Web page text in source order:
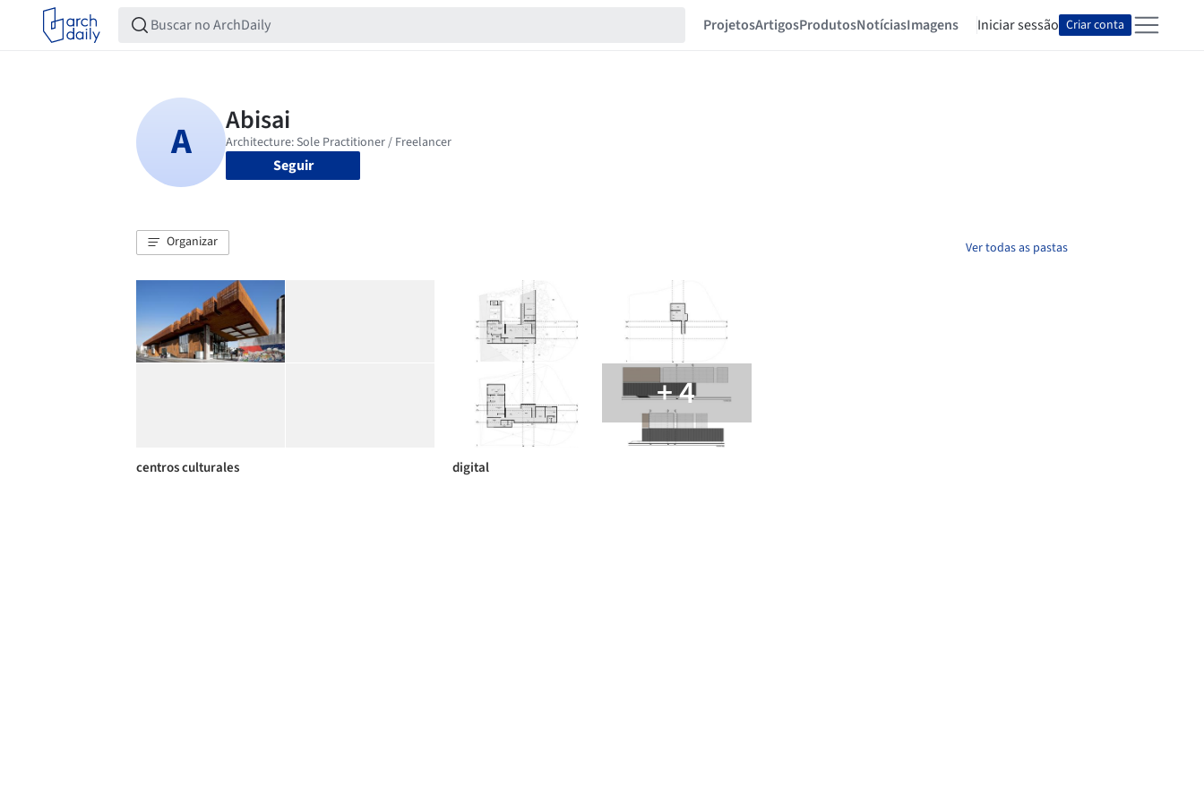
ProjetosArtigosProdutosNotíciasImagens Iniciar sessão Criar conta
Seguir
Organizar Ver todas as pastas
centros culturales
+ 4
digital